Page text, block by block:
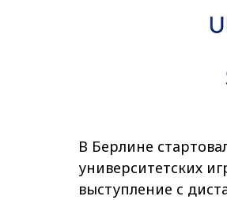
В Берлине
университетских
выступление с